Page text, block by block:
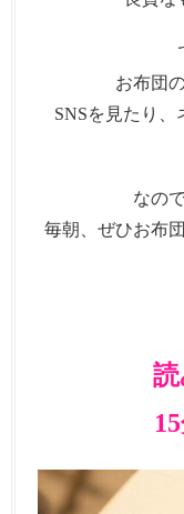
お布団
SNSを見たり、
なの
毎朝、ぜひお布